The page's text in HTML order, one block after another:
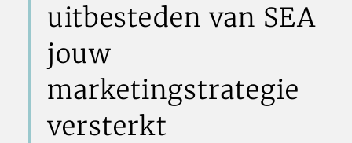
uitbesteden van SEA
jouw
marketingstrategie
versterkt